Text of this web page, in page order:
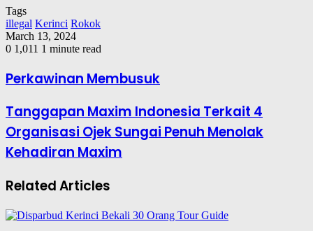
Tags
illegal Kerinci Rokok
March 13, 2024
0 1,011 1 minute read
Perkawinan Membusuk
Tanggapan Maxim Indonesia Terkait 4
Organisasi Ojek Sungai Penuh Menolak
Kehadiran Maxim
Related Articles